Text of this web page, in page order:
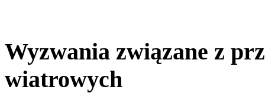
Wyzwania związane z
wiatrowych